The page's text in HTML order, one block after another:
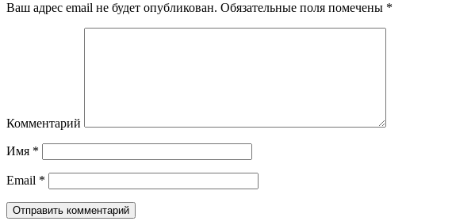
Ваш адрес email не будет опубликован. Обязательные поля помечены *
Комментарий
Имя *
Email *